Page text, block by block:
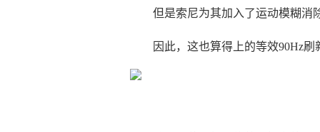
但是索尼为其加入了运动模糊消
因此，这也算得上的等效90Hz刷